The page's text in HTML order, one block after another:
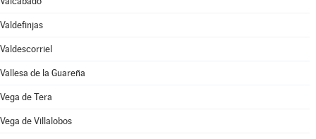
Valdefinjas
Valdescorriel
Vallesa de la Guareña
Vega de Tera
Vega de Villalobos